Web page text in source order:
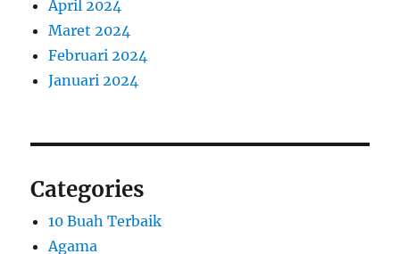
April 2024
Maret 2024
Februari 2024
Januari 2024
Categories
10 Buah Terbaik
Agama